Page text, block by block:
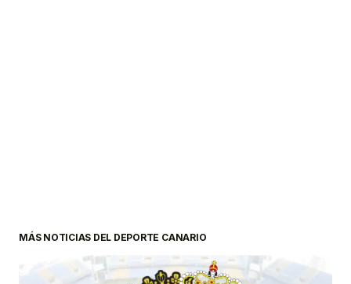
MÁS NOTICIAS DEL DEPORTE CANARIO